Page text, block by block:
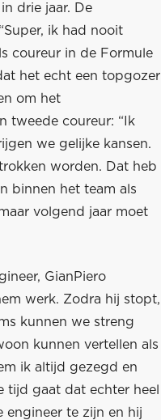
drie jaar. De
ik had nooit
coureur in de Formule
het echt een topgozer
om het
tweede coureur: “Ik
we gelijke kansen.
worden. Dat heb
binnen het team als
volgend jaar moet
GianPiero
werk. Zodra hij stopt,
kunnen we streng
kunnen vertellen als
ik altijd gezegd en
tijd gaat dat echter heel
engineer te zijn en hij